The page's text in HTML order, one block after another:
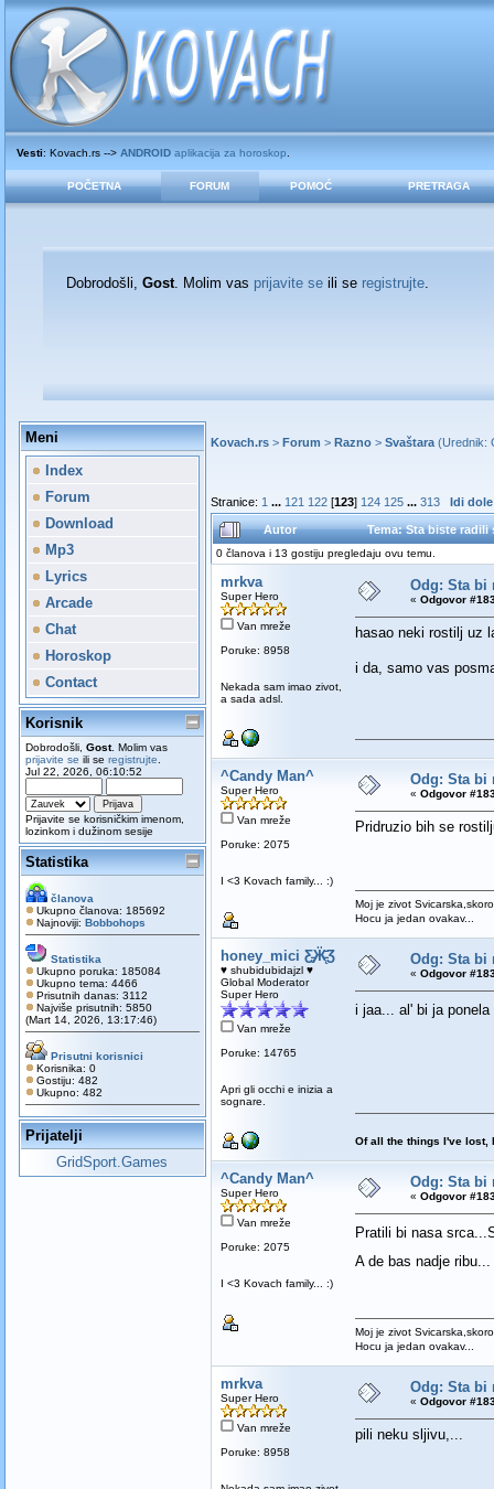
Vesti: Kovach.rs --> ANDROIDaplikacija za horoskop
POČETNA FORUM POMOĆ PRETRAGA
Dobrodošli, Gost. Molim vas prijavite seili se registrujte.
Meni
Index
Forum
Download
Mp3
Lyrics
Arcade
Chat
Horoskop
Contact
Korisnik
Dobrodošli, Gost. Molim vas
prijavite se ili se registrujte
Jul 22, 2026, 06:10:52
Prijavite se korisničkim imenom,
lozinkom i dužinom sesije
Statistika
članova
Ukupno članova: 185692
Najnoviji: Bobbohops
Statistika
Ukupno poruka: 185084
Ukupno tema: 4466
Prisutnih danas: 3112
Najviše prisutnih: 5850
(Mart 14, 2026, 13:17:46)
Prisutni korisnici
Korisnika: 0
Gostiju: 482
Ukupno: 482
Prijatelji
GridSport.Games
Kovach.rs> Forum > Razno> Svaštara(Urednik:
Stranice: 1 ... 121 122[123] 124 125 ... 313 Idi dole
Autor Tema: Sta biste
0 članova i 13 gostiju pregledaju ovu temu.
mrkva
Super Hero
Van mreže
Poruke: 8958
Nekada sam imao zivot,
a sada adsl.
Odg: Sta bi
« Odgovor
hasao neki rostilj uz
i da, samo vas
^Candy Man^
Super Hero
Van mreže
Poruke: 2075
I <3 Kovach family... :)
Odg: Sta bi
« Odgovor
Pridruzio bih se
Moj je zivot
Hocu ja jedan ovakav...
honey_mici Ƹ̵̡Ӝ̵̨̄Ʒ
♥ shubidubidajzl ♥
Global Moderator
Super Hero
Van mreže
Poruke: 14765
Apri gli occhi e inizia a
sognare.
Odg: Sta bi
« Odgovor
i jaa... al' bi ja
Of all the things I've lost,
^Candy Man^
Super Hero
Van mreže
Poruke: 2075
I <3 Kovach family... :)
Odg: Sta bi
« Odgovor
Pratili bi nasa
A de bas nadje ribu...
Moj je zivot
Hocu ja jedan ovakav...
mrkva
Super Hero
Van mreže
Poruke: 8958
Odg: Sta bi
« Odgovor
pili neku sljivu,...